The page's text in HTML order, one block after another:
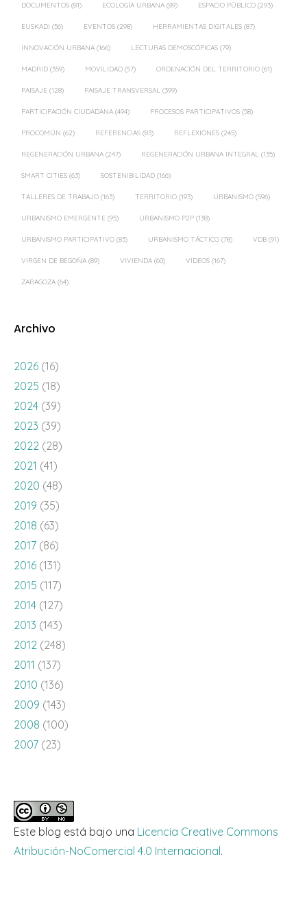
DOCUMENTOS (81) ECOLOGÍA URBANA (89) ESPACIO PÚBLICO (293)
EUSKADI (56) EVENTOS (298) HERRAMIENTAS DIGITALES (87)
INNOVACIÓN URBANA (166) LECTURAS DEMOSCÓPICAS (79)
MADRID (359) MOVILIDAD (57) ORDENACIÓN DEL TERRITORIO (61)
PAISAJE (128) PAISAJE TRANSVERSAL (399)
PARTICIPACIÓN CIUDADANA (494) PROCESOS PARTICIPATIVOS (58)
PROCOMÚN (62) REFERENCIAS (83) REFLEXIONES (245)
REGENERACIÓN URBANA (247) REGENERACIÓN URBANA INTEGRAL (135)
SMART CITIES (63) SOSTENIBILIDAD (166)
TALLERES DE TRABAJO (163) TERRITORIO (193) URBANISMO (596)
URBANISMO EMERGENTE (95) URBANISMO P2P (138)
URBANISMO PARTICIPATIVO (83) URBANISMO TÁCTICO (78) VDB (91)
VIRGEN DE BEGOÑA (89) VIVIENDA (60) VÍDEOS (167)
ZARAGOZA (64)
Archivo
2026 (16)
2025 (18)
2024 (39)
2023 (39)
2022 (28)
2021 (41)
2020 (48)
2019 (35)
2018 (63)
2017 (86)
2016 (131)
2015 (117)
2014 (127)
2013 (143)
2012 (248)
2011 (137)
2010 (136)
2009 (143)
2008 (100)
2007 (23)
Este blog está bajo una Licencia Creative Commons
Atribución-NoComercial 4.0 Internacional.